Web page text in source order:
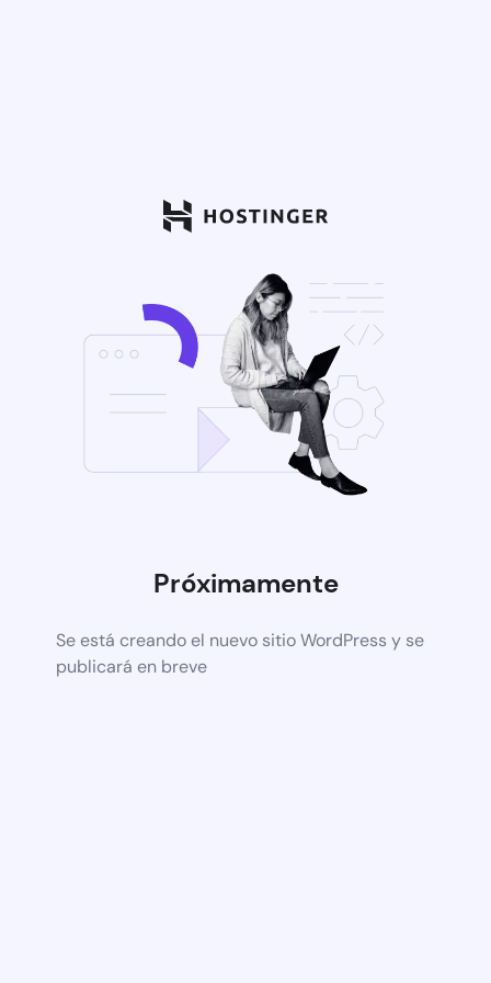
Próximamente
Se está creando el nuevo sitio WordPress y se
publicará en breve